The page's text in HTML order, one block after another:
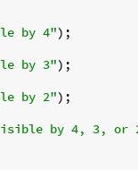
by 4");
by 3");
by 2");
by 4, 3, or